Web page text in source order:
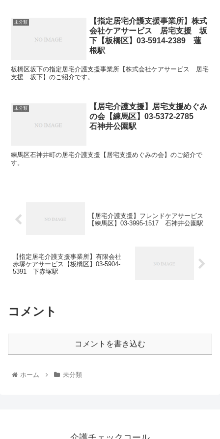
未分類
【指定居宅介護支援事業所】株式
会社ケアサービス 居宅支援 坂
下【板橋区】03-5914-2389 蓮
根駅
板橋区坂下の指定居宅介護支援事業所【株式会社ケアサービス 居宅
支援 坂下】のご紹介です。
未分類
【居宅介護支援】居宅支援めぐみ
の会【練馬区】03-5372-2785
石神井公園駅
練馬区石神井町の居宅介護支援【居宅支援めぐみの会】のご紹介で
す。
【居宅介護支援】フレンドケアサービス
【練馬区】03-3995-1517 石神井公園駅
【指定居宅介護支援事業所】有限会社
赤塚ケアサービス【板橋区】03-5904-
5391 下赤塚駅
コメント
コメントを書き込む
ホーム 未分類